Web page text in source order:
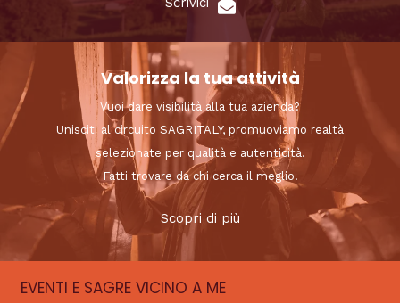
Valorizza la tua attività
Vuoi dare visibilità alla tua azienda?
Unisciti al circuito SAGRITALY, promuoviamo realtà
selezionate per qualità e autenticità.
Fatti trovare da chi cerca il meglio!
Scopri di più
EVENTI E SAGRE VICINO A ME